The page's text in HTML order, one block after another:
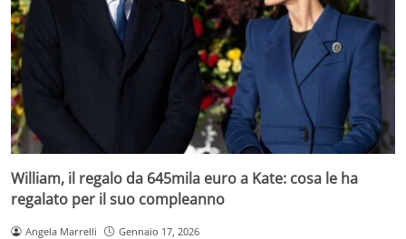
William, il regalo da 645mila euro a Kate: cosa le ha
regalato per il suo compleanno
Angela Marrelli Gennaio 17, 2026